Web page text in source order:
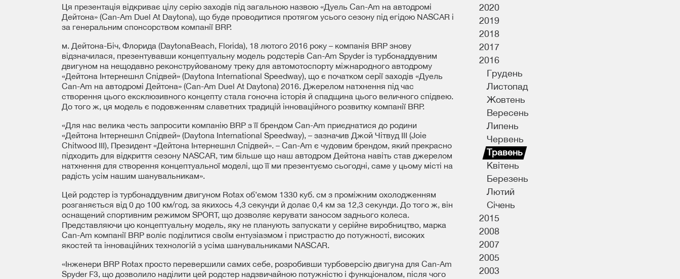
Ця презентація відкриває цілу серію заходів під загальною назвою «Дуель Can-Am на автодромі
Дейтона» (Can-Am Duel At Daytona), що буде проводитися протягом усього сезону під егідою NASCAR і
за генеральним спонсорством компанії BRP.
м. Дейтона-Біч, Флорида (DaytonaBeach, Florida), 18 лютого 2016 року – компанія BRP знову
відзначилася, презентувавши концептуальну модель родстерів Can-Am Spyder із турбонаддувним
двигуном на нещодавно реконструйованому треку для автомотоспорту міжнародного автодрому
«Дейтона Інтернешнл Спідвей» (Daytona International Speedway), що є початком серії заходів «Дуель
Can-Am на автодромі Дейтона» (Can-Am Duel At Daytona) 2016. Джерелом натхнення під час
створення цього ексклюзивного концепту стала гоночна історія й спадщина цього величного спідвею.
До того ж, ця модель є подовженням славетних традицій інноваційного розвитку компанії BRP.
«Для нас велика честь запросити компанію BRP з її брендом Can-Am приєднатися до родини
«Дейтона Інтернешнл Спідвей» (Daytona International Speedway), – зазначив Джой Чітвуд III (Joie
Chitwood III), Президент «Дейтона Інтернешнл Спідвей». – Can-Am є чудовим брендом, який прекрасно
підходить для відкриття сезону NASCAR, тим більше що наш автодром Дейтона навіть став джерелом
натхнення для створення концептуальної моделі, що її ми презентуємо сьогодні, саме у цьому місті на
радість усім нашим шанувальникам».
Цей родстер із турбонаддувним двигуном Rotax об’ємом 1330 куб. см з проміжним охолодженням
розганяється від 0 до 100 км/год. за якихось 4,3 секунди й долає 0,4 км за 12,3 секунди. До того ж, він
оснащений спортивним режимом SPORT, що дозволяє керувати заносом заднього колеса.
Представляючи цю концептуальну модель, яку не планують запускати у серійне виробництво, марка
Can-Am компанії BRP воліє поділитися своїм ентузіазмом і пристрастю до потужності, високих
якостей та інноваційних технологій з усіма шанувальниками NASCAR.
«Інженери BRP Rotax просто перевершили самих себе, розробивши турбоверсію двигуна для Can-Am
Spyder F3, що дозволило наділити цей родстер надзвичайною потужністю і функціоналом, після чого
2020
2019
2018
2017
2016
Грудень
Листопад
Жовтень
Вересень
Липень
Червень
Травень
Квітень
Березень
Лютий
Січень
2015
2008
2007
2005
2003